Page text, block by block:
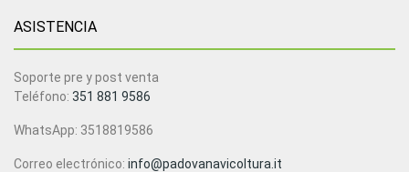
ASISTENCIA
Soporte pre y post venta
Teléfono: 351 881 9586
WhatsApp: 3518819586
Correo electrónico: info@padovanavicoltura.it